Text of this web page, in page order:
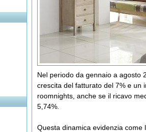
Nel periodo da gennaio a agosto
crescita del fatturato del 7% e un
roomnights, anche se il ricavo
5,74%.
Questa dinamica evidenzia come